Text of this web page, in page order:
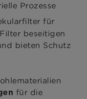
Prozesse
für
beseitigen
bieten Schutz
für die